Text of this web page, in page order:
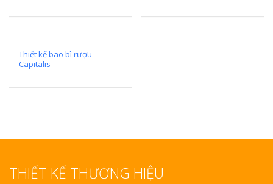
Thiết kế bao bì rượu
Capitalis
THIẾT KẾ THƯƠNG HIỆU